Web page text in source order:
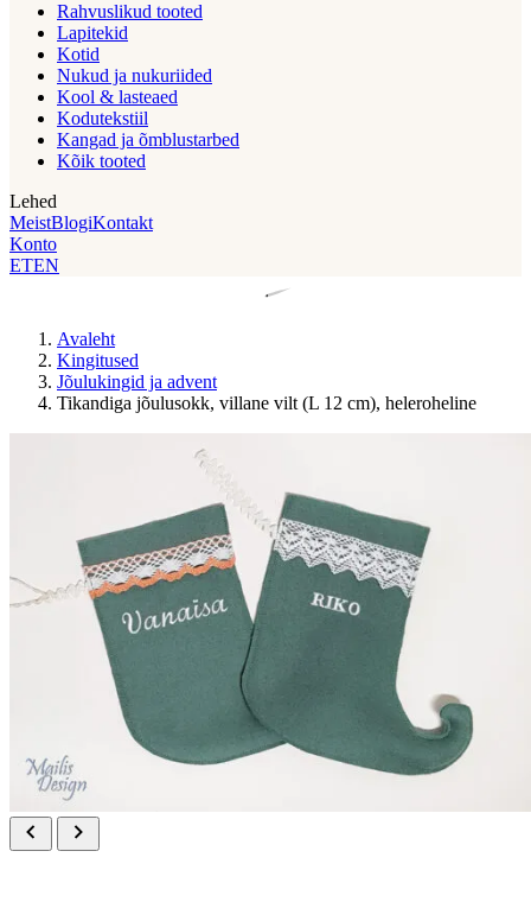
Rahvuslikud tooted
Lapitekid
Kotid
Nukud ja nukuriided
Kool & lasteaed
Kodutekstiil
Kangad ja õmblustarbed
Kõik tooted
Lehed
MeistBlogiKontakt
Konto
ETEN
Avaleht
Kingitused
Jõulukingid ja advent
Tikandiga jõulusokk, villane vilt (L 12 cm), heleroheline